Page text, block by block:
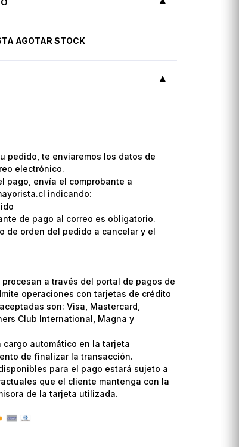
AGOTAR STOCK
pedido, te enviaremos los datos de
electrónico.
pago, envía el comprobante a
indicando:
de pago al correo es obligatorio.
de orden del pedido a cancelar y el
a través del portal de pagos de
operaciones con tarjetas de crédito
son: Visa, Mastercard,
Club International, Magna y
cargo automático en la tarjeta
de finalizar la transacción.
para el pago estará sujeto a
que el cliente mantenga con la
de la tarjeta utilizada.